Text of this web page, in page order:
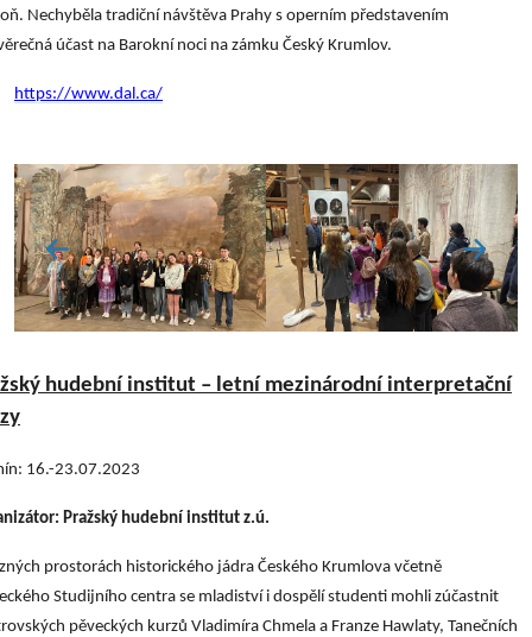
Nechyběla tradiční návštěva Prahy s operním představením
účast na Barokní noci na zámku Český Krumlov.
https://www.dal.ca/
hudební institut – letní mezinárodní interpretační
16.-23.07.2023
Pražský hudební institut z.ú.
prostorách historického jádra Českého Krumlova včetně
Studijního centra se mladiství i dospělí studenti mohli zúčastnit
pěveckých kurzů Vladimíra Chmela a Franze Hawlaty, Tanečních